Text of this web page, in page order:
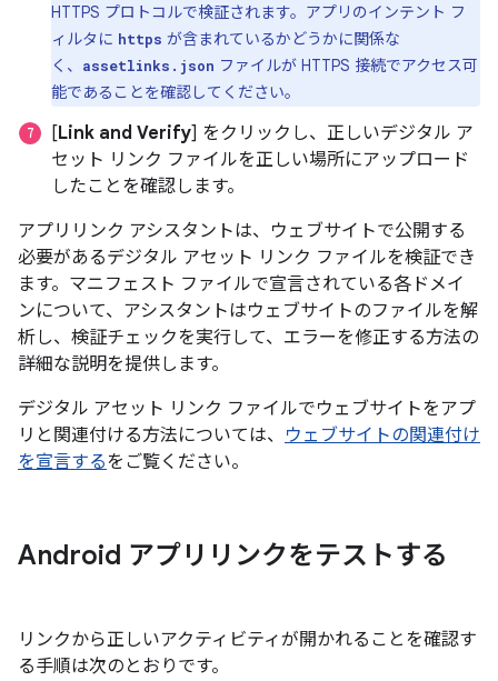
HTTPS プロトコルで検証されます。アプリのインテント フ
ィルタに https が含まれているかどうかに関係な
く、
assetlinks.json ファイルが HTTPS 接続でアクセス可
能であることを確認してください。
[Link and Verify] をクリックし、正しいデジタル ア
セット リンク ファイルを正しい場所にアップロード
したことを確認します。
アプリリンク アシスタントは、ウェブサイトで公開する
必要があるデジタル アセット リンク ファイルを検証でき
ます。マニフェスト ファイルで宣言されている各ドメイ
ンについて、アシスタントはウェブサイトのファイルを解
析し、検証チェックを実行して、エラーを修正する方法の
詳細な説明を提供します。
デジタル アセット リンク ファイルでウェブサイトをアプ
リと関連付ける方法については、 ウェブサイトの関連付け
を宣言するをご覧ください。
Android アプリリンクをテストする
リンクから正しいアクティビティが開かれることを確認す
る手順は次のとおりです。